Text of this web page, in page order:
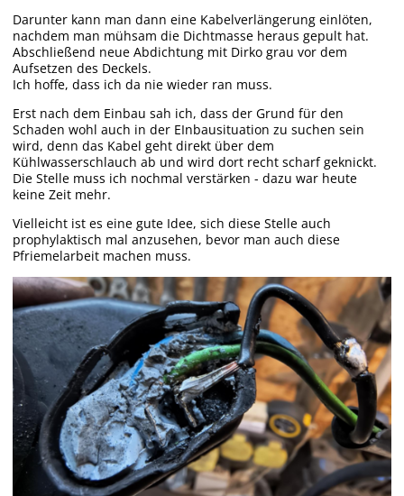
Darunter kann man dann eine Kabelverlängerung einlöten,
nachdem man mühsam die Dichtmasse heraus gepult hat.
Abschließend neue Abdichtung mit Dirko grau vor dem
Aufsetzen des Deckels.
Ich hoffe, dass ich da nie wieder ran muss.
Erst nach dem Einbau sah ich, dass der Grund für den
Schaden wohl auch in der EInbausituation zu suchen sein
wird, denn das Kabel geht direkt über dem
Kühlwasserschlauch ab und wird dort recht scharf geknickt.
Die Stelle muss ich nochmal verstärken - dazu war heute
keine Zeit mehr.
Vielleicht ist es eine gute Idee, sich diese Stelle auch
prophylaktisch mal anzusehen, bevor man auch diese
Pfriemelarbeit machen muss.